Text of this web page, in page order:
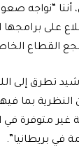
أننا “نواجه
على
القطاع
تطرق إلى
النظرية بما
متوفرة في
في بريطانيا”.